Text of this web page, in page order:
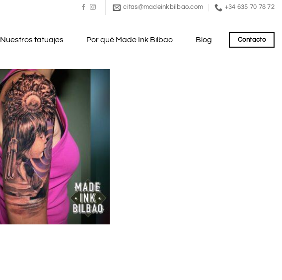
citas@madeinkbilbao.com +34 635 70 78 72
Nuestros tatuajes Por qué Made Ink Bilbao Blog Contacto